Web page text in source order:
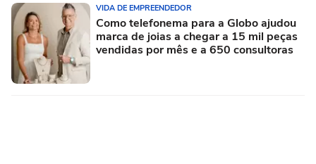
VIDA DE EMPREENDEDOR
Como telefonema para a Globo ajudou
marca de joias a chegar a 15 mil peças
vendidas por mês e a 650 consultoras